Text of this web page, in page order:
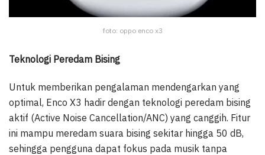
foto: oppo enco x3
Teknologi Peredam Bising
Untuk memberikan pengalaman mendengarkan yang
optimal, Enco X3 hadir dengan teknologi peredam bising
aktif (Active Noise Cancellation/ANC) yang canggih. Fitur
ini mampu meredam suara bising sekitar hingga 50 dB,
sehingga pengguna dapat fokus pada musik tanpa